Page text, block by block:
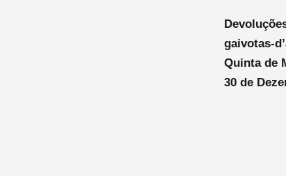
gaivotas-
Quinta de
30 de